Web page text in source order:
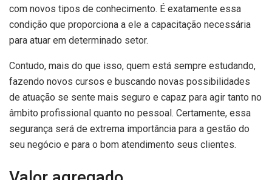
com novos tipos de conhecimento. É exatamente essa
condição que proporciona a ele a capacitação necessária
para atuar em determinado setor.
Contudo, mais do que isso, quem está sempre estudando,
fazendo novos cursos e buscando novas possibilidades
de atuação se sente mais seguro e capaz para agir tanto no
âmbito profissional quanto no pessoal. Certamente, essa
segurança será de extrema importância para a gestão do
seu negócio e para o bom atendimento seus clientes.